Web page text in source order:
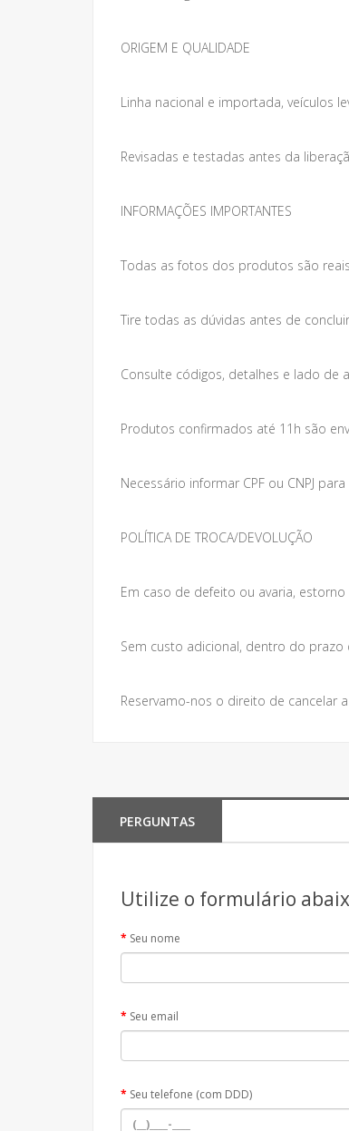
ORIGEM E QUALIDADE
Linha nacional e importada, veículos
Revisadas e testadas antes da
INFORMAÇÕES IMPORTANTES
Todas as fotos dos produtos são
Tire todas as dúvidas antes de
Consulte códigos, detalhes e lado de
Produtos confirmados até 11h são
Necessário informar CPF ou CNPJ
POLÍTICA DE TROCA/DEVOLUÇÃO
Em caso de defeito ou avaria,
Sem custo adicional, dentro do prazo
Reservamo-nos o direito de cancelar
PERGUNTAS
Utilize o formulário
Seu nome
Seu email
Seu telefone (com DDD)